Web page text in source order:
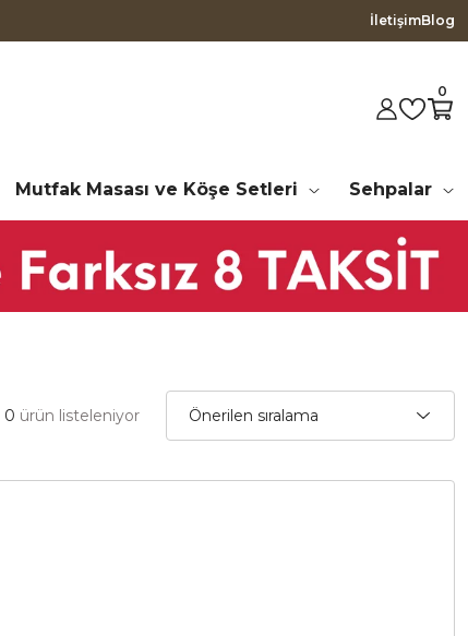
İletişimBlog
0
Mutfak Masası ve Köşe Setleri Sehpalar
0 ürün listeleniyor